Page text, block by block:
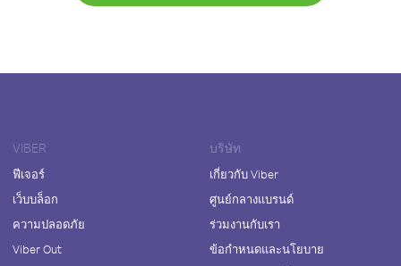
VIBER
ฟีเจอร์
เว็บบล็อก
ความปลอดภัย
Viber Out
บริษัท
เกี่ยวกับ Viber
ศูนย์กลางแบรนด์
ร่วมงานกับเรา
ข้อกำหนดและนโยบาย